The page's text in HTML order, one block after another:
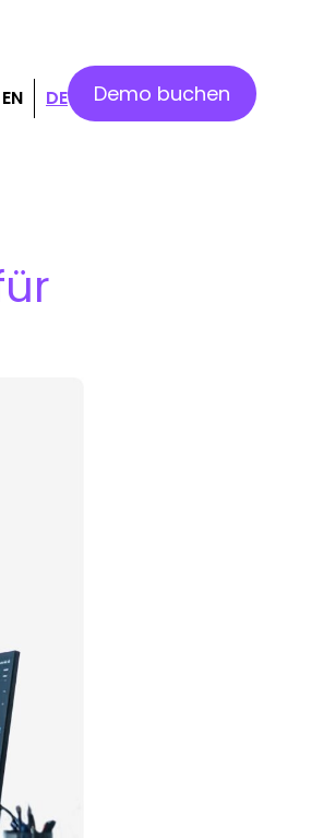
EN DE Demo buchen